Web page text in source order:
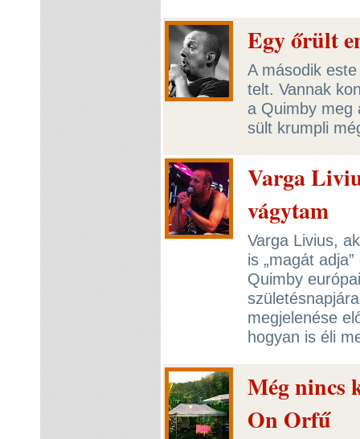
Egy őrült
A második
telt. Vannak
a Quimby meg
sült krumpli
Varga
vágytam
Varga Livius,
is „magát
Quimby
megjelenése
hogyan is éli
Még nincs
On Orfű